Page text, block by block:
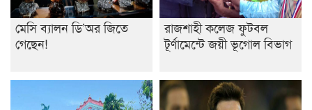
মেসি ব্যালন ডি’অর জিতে
গেছেন!
রাজশাহী কলেজ ফুটবল
টূর্ণামেন্টে জয়ী ভূগোল বিভাগ